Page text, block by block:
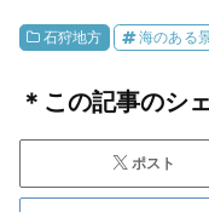
石狩地方 海のある
＊この記事のシ
ポスト